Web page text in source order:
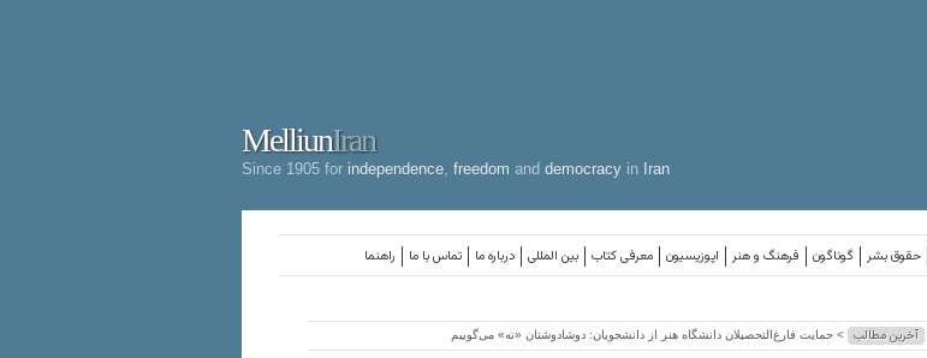
MelliunIran
Since 1905 for independence freedom and democracy in Iran
راهنما تماس با ما درباره ما بین المللی معرفی کتاب اپوزیسیون فرهنگ و هنر گوناگون حقوق بشر
آخرین مطالب > حمایت فارغ‌التحصیلان دانشگاه هنر از دانشجویان: دوشادوشتان «نه» می‌گوییم